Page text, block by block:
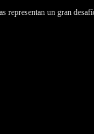
un gran